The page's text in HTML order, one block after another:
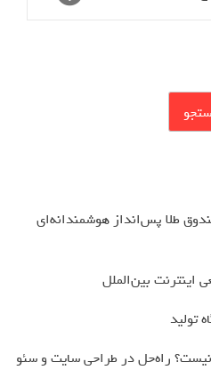
طلا پس‌انداز هوشمندانه‌ای
بین‌الملل
تولید
راه‌حل در طراحی سایت و سئو